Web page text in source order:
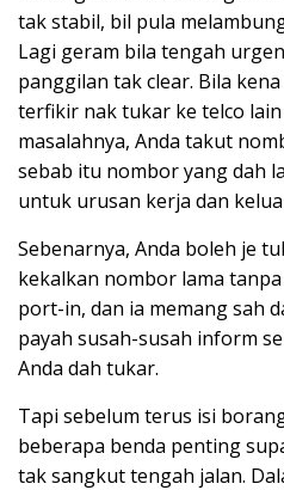
tak stabil, bil pula
Lagi geram bila tengah
panggilan tak clear. Bila
terfikir nak tukar ke telco
masalahnya, Anda takut
sebab itu nombor yang dah
untuk urusan kerja dan
Sebenarnya, Anda boleh je
kekalkan nombor lama
port-in, dan ia memang sah
payah susah-susah inform
Anda dah tukar.
Tapi sebelum terus isi
beberapa benda penting
tak sangkut tengah jalan.